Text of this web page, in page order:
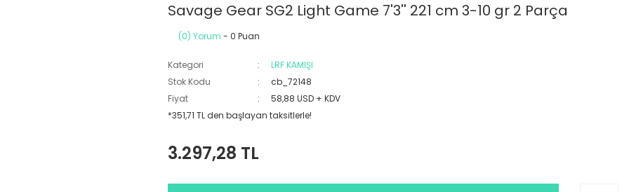
Savage Gear SG2 Light Game 7'3'' 221 cm 3-10 gr 2 Parça
(0) Yorum - 0 Puan
Kategori
LRF KAMIŞI
Stok Kodu
cb_72148
Fiyat
58,88 USD + KDV
*351,71 TL den başlayan taksitlerle!
3.297,28 TL